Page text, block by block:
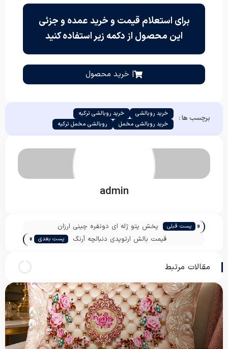
برای استعلام قیمت و خرید عمده و جزئی
این محصول از دکمه زیر استفاده کنید
| خرید محصول
برچسب ها : خرید روبالشی
خرید روبالشی ترکیه
خرید روبالشی مخمل
روبالشی مخمل ترکیه
admin
« پست قبلی
پخش پتو ژله ای دونفره چینی ارزان
قیمت بالش ارتوپدی دنبالچه آرنگ
پست بعدی »
مقالات مرتبط